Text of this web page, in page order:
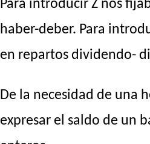
Para introducir Z nos
haber-deber. Para
en repartos dividendo-
De la necesidad de una
expresar el saldo de un